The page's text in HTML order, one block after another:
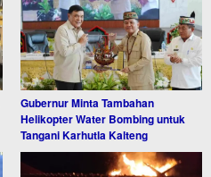
Gubernur Minta Tambahan
Helikopter Water Bombing untuk
Tangani Karhutla Kalteng